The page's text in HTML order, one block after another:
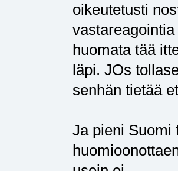
oikeutetusti
huomata tää
läpi. JOs
senhän tietää
Ja pieni Suomi